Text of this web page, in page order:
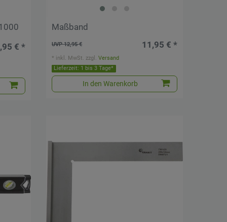
€ *
Maßband
UVP 12,95 € 11,95 € *
Lieferzeit: 1 bis 3 Tage*
In den Warenkorb
* inkl. MwSt. zzgl.Versand